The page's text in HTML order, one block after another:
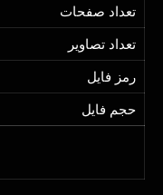
تعداد صفحات
تعداد تصاویر
رمز فایل
حجم فایل